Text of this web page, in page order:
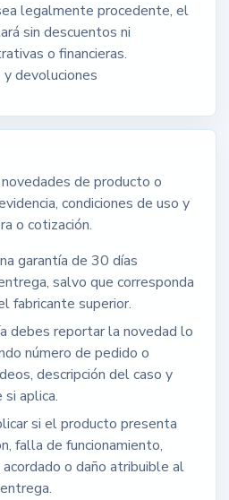
legalmente procedente, el
sin descuentos ni
o financieras.
devoluciones
de producto o
condiciones de uso y
o cotización.
garantía de 30 días
salvo que corresponda
fabricante superior.
debes reportar la novedad lo
número de pedido o
descripción del caso y
aplica.
si el producto presenta
falla de funcionamiento,
o daño atribuible al